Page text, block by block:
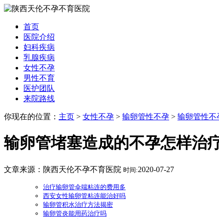
首页
医院介绍
妇科疾病
乳腺疾病
女性不孕
男性不育
医护团队
来院路线
你现在的位置： 主页 > 女性不孕 > 输卵管性不孕 > 输卵管性不
输卵管堵塞造成的不孕怎样治
文章来源：陕西天伦不孕不育医院 时间:2020-07-27
治疗输卵管伞端粘连的费用多
西安女性输卵管粘连能治好吗
输卵管积水治疗方法揭密
输卵管炎能用药治疗吗